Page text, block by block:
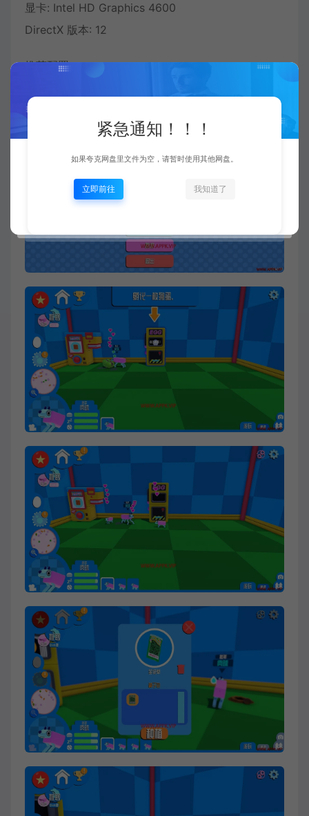
显卡: Intel HD Graphics 4600
DirectX 版本: 12
推荐配置：
需要64位处理器和操作系统
紧急通知！！！
如果夸克网盘里文件为空，请暂时使用其他网盘。
立即前往 我知道了